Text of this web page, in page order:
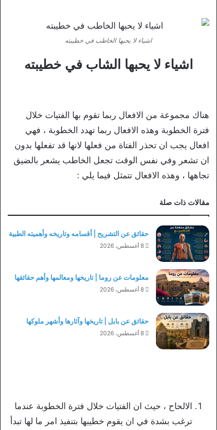
اشياء لا يحبها الخاطب في خطيبته
اشياء لا يحبها الشاب في خطيبته
هناك مجموعة من الافعال ربما تقوم بها الفتيات خلال
فترة الخطوبة وهذه الافعال ربما تهدد الخطوبة ، فهي
افعال يجب ان تحذر الفتاة من فعلها لانها قد تفعلها بدون
ان تشعر وفي نفس الوقت تجعل الخاطب يشعر بالضيق
تجاهها ، وهذه الافعال تتمثل فيما يلي :
مقالات ذات صلة
حقائق عن التشريح | أقسامه وتاريخه وأهميته الطبية
8 أغسطس، 2026
معلومات عن روما | تاريخها ومعالمها وأهم حقائقها
8 أغسطس، 2026
حقائق عن بابل | تاريخها وآثارها وأشهر ملوكها
8 أغسطس، 2026
الالحاح ، حيث ان الفتيات خلال فترة الخطوبة عندما
ترغب بشدة في ان يقوم خطيبها بتنفيذ امر ما لها تبدأ